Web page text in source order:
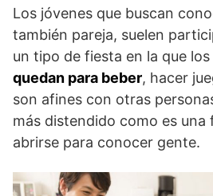
Los jóvenes que buscan
también pareja, suelen
un tipo de fiesta en la que los
quedan para beber, hacer
son afines con otras
más distendido como es una
abrirse para conocer gente.